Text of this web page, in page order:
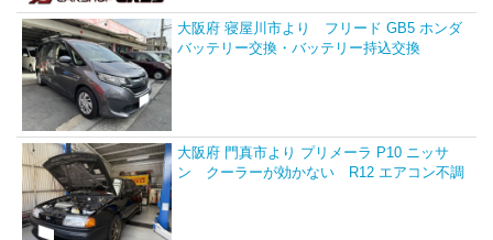
大阪府 寝屋川市より フリード GB5 ホンダ
バッテリー交換・バッテリー持込交換
大阪府 門真市より プリメーラ P10 ニッサ
ン クーラーが効かない R12 エアコン不調